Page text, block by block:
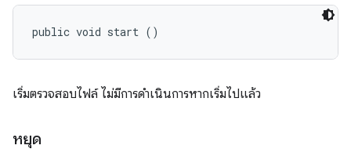
public void start ()
เริ่มตรวจสอบไฟล์ ไม่มีการดำเนินการหากเริ่มไปแล้ว
หยุด